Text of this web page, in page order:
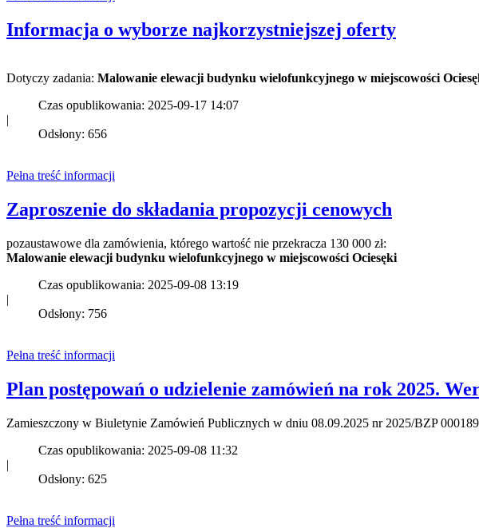
Informacja o wyborze najkorzystniejszej oferty
Dotyczy zadania: Malowanie elewacji budynku wielofunkcyjnego w miejscowości
Czas opublikowania: 2025-09-17 14:07
|
Odsłony: 656
Pełna treść informacji
Zaproszenie do składania propozycji cenowych
pozaustawowe dla zamówienia, którego wartość nie przekracza 130 000 zł:
Malowanie elewacji budynku wielofunkcyjnego w miejscowości Ociesęki
Czas opublikowania: 2025-09-08 13:19
|
Odsłony: 756
Pełna treść informacji
Plan postępowań o udzielenie zamówień na rok 2025.
Zamieszczony w Biuletynie Zamówień Publicznych w dniu 08.09.2025 nr 2025/BZP
Czas opublikowania: 2025-09-08 11:32
|
Odsłony: 625
Pełna treść informacji